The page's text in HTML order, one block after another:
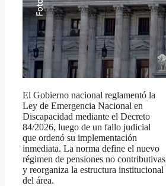
El Gobierno nacional reglamentó la
Ley de Emergencia Nacional en
Discapacidad mediante el Decreto
84/2026, luego de un fallo judicial
que ordenó su implementación
inmediata. La norma define el nuevo
régimen de pensiones no contributivas
y reorganiza la estructura institucional
del área.